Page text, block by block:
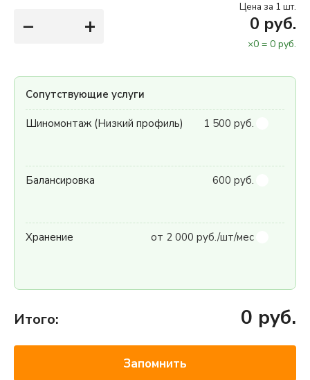
− +
Цена за 1 шт.
0 руб.
×0 = 0 руб.
Сопутствующие услуги
Шиномонтаж (Низкий профиль) 1 500 руб.
Балансировка 600 руб.
Хранение от 2 000 руб./шт/мес
Итого: 0 руб.
Запомнить